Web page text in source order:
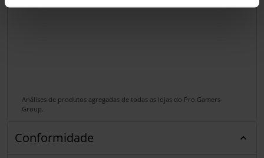
Análises de produtos agregadas de todas as lojas do Pro Gamers
Group.
Conformidade